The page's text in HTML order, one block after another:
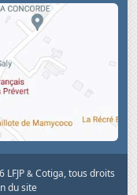
LFJP & Cotiga, tous droits
du site